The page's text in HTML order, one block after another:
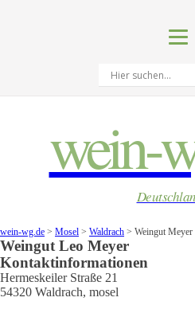
wein-
wein-wg.de > Mosel > Waldrach > Weingut Meyer
Weingut Leo Meyer
Kontaktinformationen
Hermeskeiler Straße 21
54320 Waldrach, mosel